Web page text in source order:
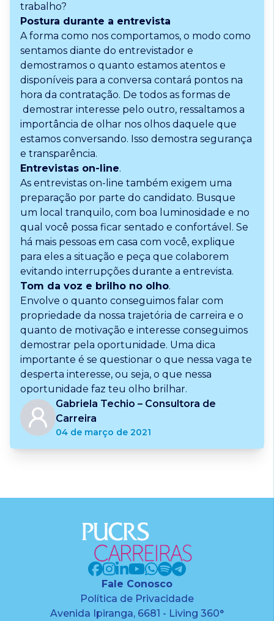
trabalho?
Postura durante a entrevista
A forma como nos comportamos, o modo como
sentamos diante do entrevistador e
demostramos o quanto estamos atentos e
disponíveis para a conversa contará pontos na
hora da contratação. De todos as formas de
demostrar interesse pelo outro, ressaltamos a
importância de olhar nos olhos daquele que
estamos conversando. Isso demostra segurança
e transparência.
Entrevistas on-line.
As entrevistas on-line também exigem uma
preparação por parte do candidato. Busque
um local tranquilo, com boa luminosidade e no
qual você possa ficar sentado e confortável. Se
há mais pessoas em casa com você, explique
para eles a situação e peça que colaborem
evitando interrupções durante a entrevista.
Tom da voz e brilho no olho.
Envolve o quanto conseguimos falar com
propriedade da nossa trajetória de carreira e o
quanto de motivação e interesse conseguimos
demostrar pela oportunidade. Uma dica
importante é se questionar o que nessa vaga te
desperta interesse, ou seja, o que nessa
oportunidade faz teu olho brilhar.
Gabriela Techio – Consultora de
Carreira
04 de março de 2021
Fale Conosco
Política de Privacidade
Avenida Ipiranga, 6681 - Living 360°